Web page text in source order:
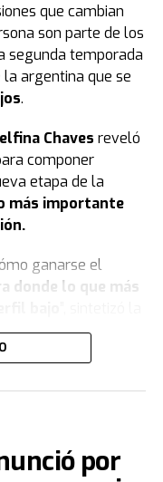
que cambian
son parte de los
segunda temporada
la argentina que se
.
Chaves reveló
componer
etapa de la
más importante
ganarse el
donde lo que más
Chaves
con una
la etapa de la
por